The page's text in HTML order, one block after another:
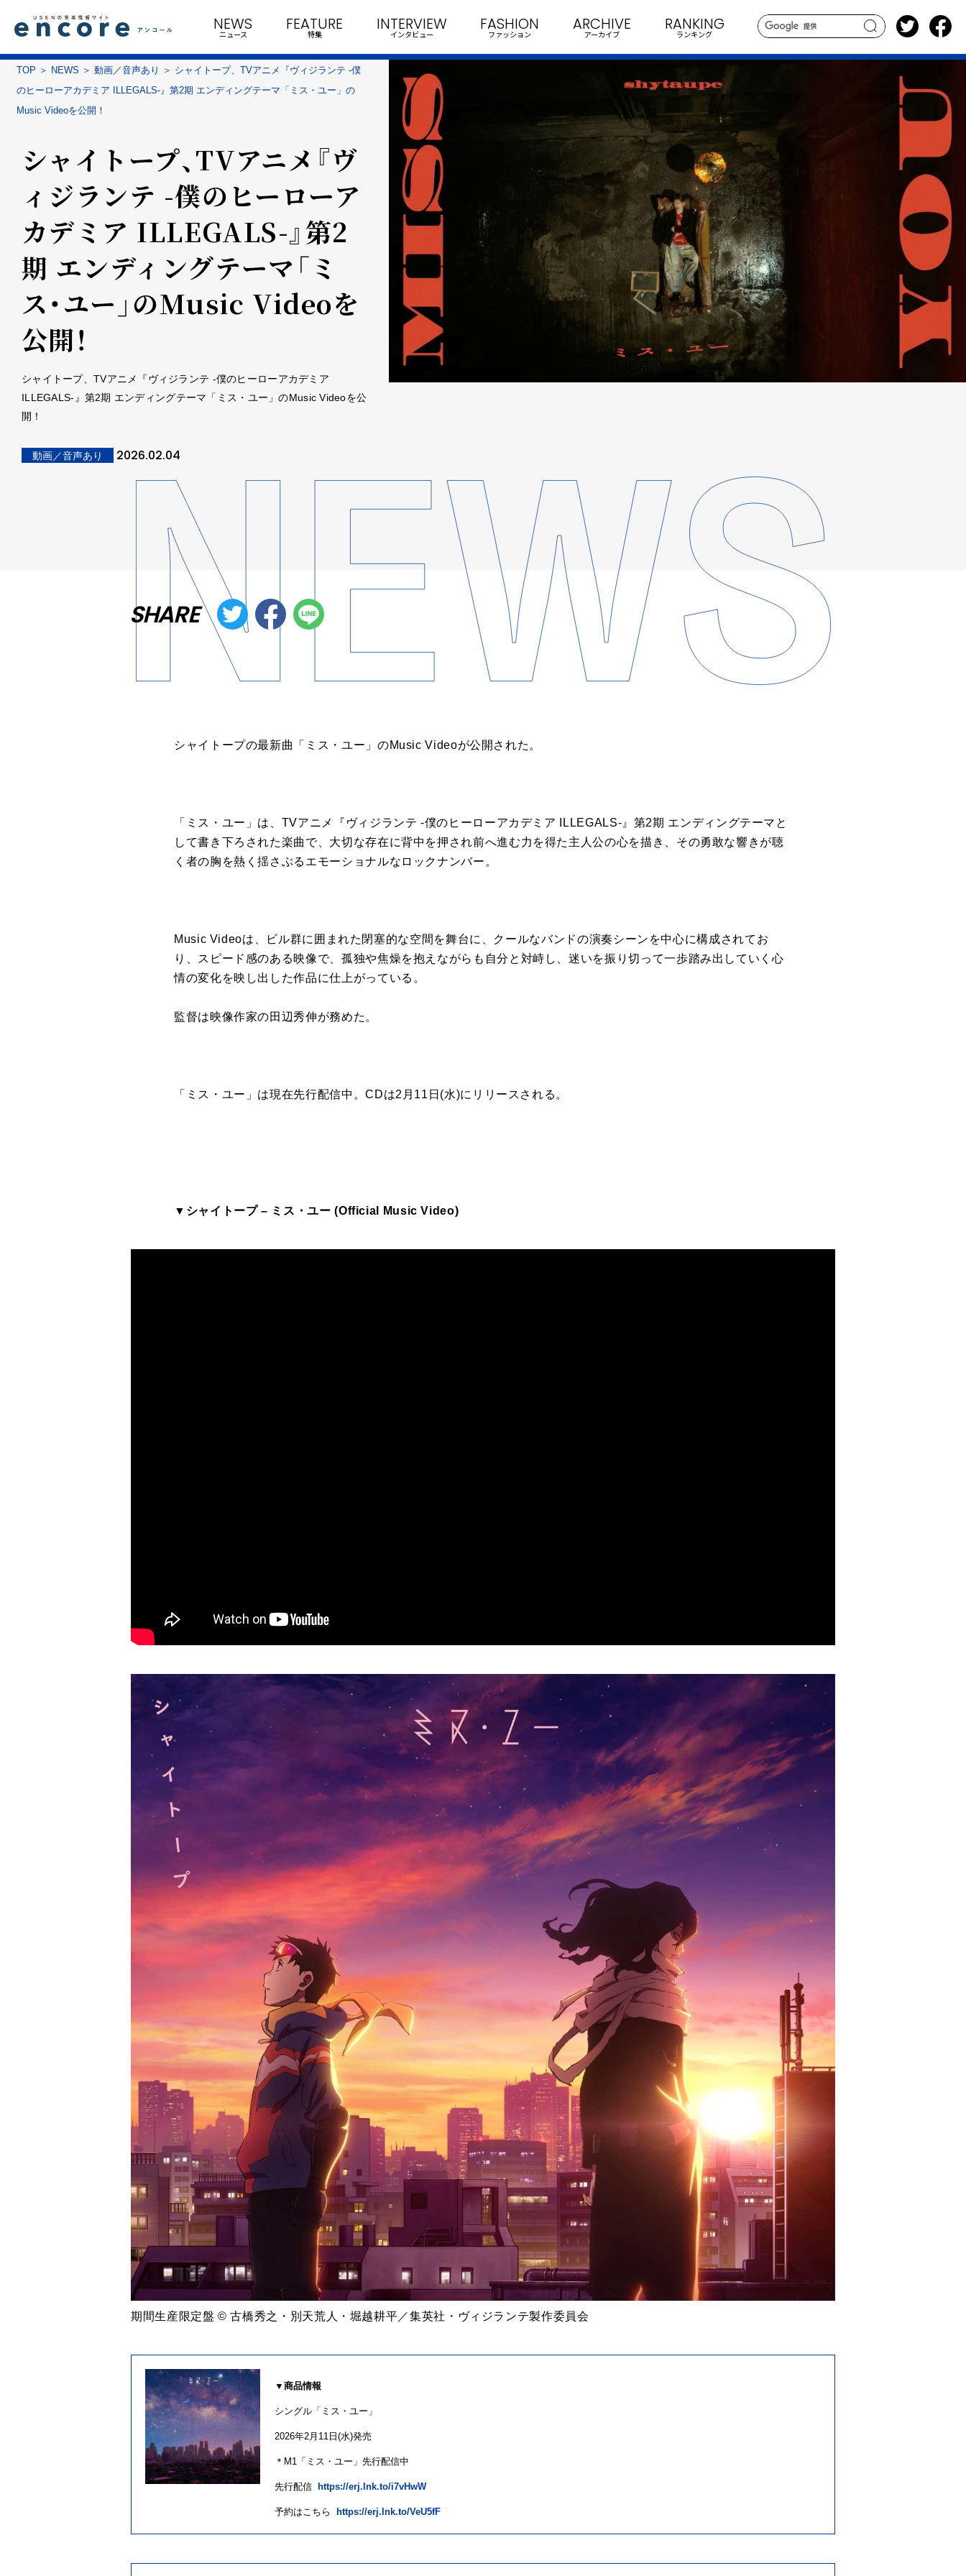
search
NEWS
ニュース
FEATURE
特集
INTERVIEW
インタビュー
FASHION
ファッション
ARCHIVE
アーカイブ
RANKING
ランキング
TOP NEWS 動画／音声あり
シャイトープ、TVアニメ『ヴィジランテ -僕
のヒーローアカデミア ILLEGALS-』第2期 エンディングテーマ「ミス・ユー」の
Music Videoを公開！
シャイトープ、TVアニメ『ヴ
ィジランテ -僕のヒーローア
カデミア ILLEGALS-』第2
期 エンディングテーマ「ミ
ス・ユー」のMusic Videoを
公開！
シャイトープ、TVアニメ『ヴィジランテ -僕のヒーローアカデミア
ILLEGALS-』第2期 エンディングテーマ「ミス・ユー」のMusic Videoを公
開！
動画／音声あり 2026.02.04
SHARE
シャイトープの最新曲「ミス・ユー」のMusic Videoが公開された。
「ミス・ユー」は、TVアニメ『ヴィジランテ -僕のヒーローアカデミア ILLEGALS-』第2期 エンディングテーマと
して書き下ろされた楽曲で、大切な存在に背中を押され前へ進む力を得た主人公の心を描き、その勇敢な響きが聴
く者の胸を熱く揺さぶるエモーショナルなロックナンバー。
Music Videoは、ビル群に囲まれた閉塞的な空間を舞台に、クールなバンドの演奏シーンを中心に構成されてお
り、スピード感のある映像で、孤独や焦燥を抱えながらも自分と対峙し、迷いを振り切って一歩踏み出していく心
情の変化を映し出した作品に仕上がっている。
監督は映像作家の田辺秀伸が務めた。
「ミス・ユー」は現在先行配信中。CDは2月11日(水)にリリースされる。
▼ シャイトープ– ミス・ユー (Official Music Video)
期間生産限定盤 © 古橋秀之・別天荒人・堀越耕平／集英社・ヴィジランテ製作委員会
▼ 商品情報
シングル「ミス・ユー」
2026年2月 11 日 (水)発売
＊ M1 「ミス・ユー」先行配信中
先行配信 https://erj.lnk.to/i7vHwW
予約はこちら https://erj.lnk.to/VeU5fF